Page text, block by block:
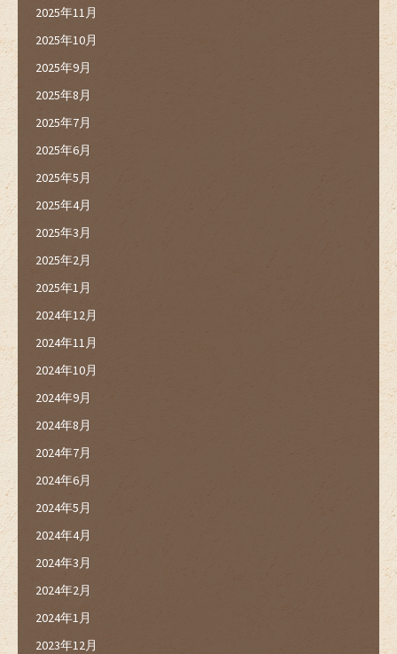
2025年11月
2025年10月
2025年9月
2025年8月
2025年7月
2025年6月
2025年5月
2025年4月
2025年3月
2025年2月
2025年1月
2024年12月
2024年11月
2024年10月
2024年9月
2024年8月
2024年7月
2024年6月
2024年5月
2024年4月
2024年3月
2024年2月
2024年1月
2023年12月